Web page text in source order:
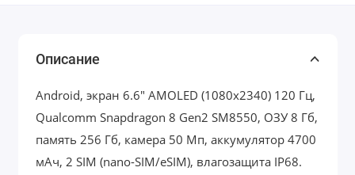
Описание
Android, экран 6.6" AMOLED (1080x2340) 120 Гц,
Qualcomm Snapdragon 8 Gen2 SM8550, ОЗУ 8 Гб,
память 256 Гб, камера 50 Мп, аккумулятор 4700
мАч, 2 SIM (nano-SIM/eSIM), влагозащита IP68.